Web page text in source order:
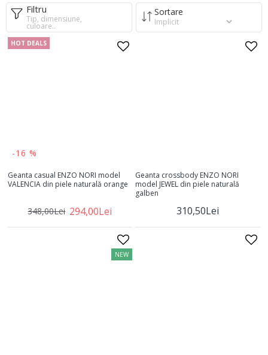
Filtru
Tip, dimensiune,
culoare..
Sortare
HOT DEALS
-16 %
Geanta casual ENZO NORI model
VALENCIA din piele naturală orange
294,00Lei
348,00Lei
Geanta crossbody ENZO NORI
model JEWEL din piele naturală
galben
310,50Lei
NEW